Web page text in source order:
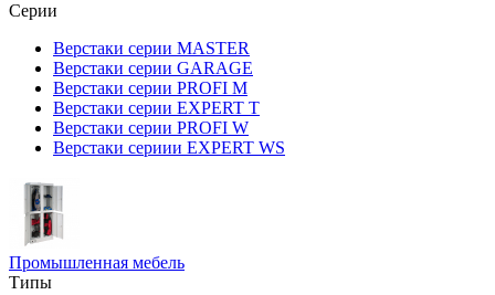
Серии
Верстаки серии MASTER
Верстаки серии GARAGE
Верстаки серии PROFI M
Верстаки серии EXPERT T
Верстаки серии PROFI W
Верстаки сериии EXPERT WS
Промышленная мебель
Типы